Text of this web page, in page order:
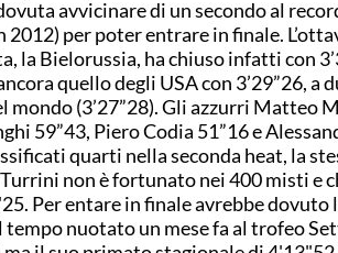
avvicinare di un secondo al
2012) per poter entrare in finale.
la Bielorussia, ha chiuso infatti con
quello degli USA con 3’29”26, a
mondo (3’27”28). Gli azzurri Matteo
59”43, Piero Codia 51”16 e
quarti nella seconda heat, la
non è fortunato nei 400 misti e
Per entare in finale avrebbe dovuto
tempo nuotato un mese fa al trofeo